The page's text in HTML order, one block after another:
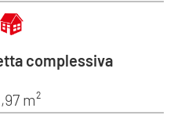
complessiva
m²